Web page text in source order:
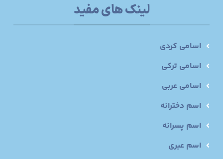
لینک های مفید
اسامی کردی
اسامی ترکی
اسامی عربی
اسم دخترانه
اسم پسرانه
اسم عبری